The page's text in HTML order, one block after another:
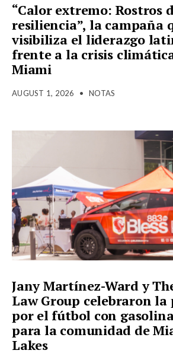
“Calor extremo: Rostros
resiliencia”, la campaña
visibiliza el liderazgo
frente a la crisis
Miami
AUGUST 1, 2026 • NOTAS
Jany Martínez-Ward y
Law Group celebraron la
por el fútbol con
para la comunidad de
Lakes